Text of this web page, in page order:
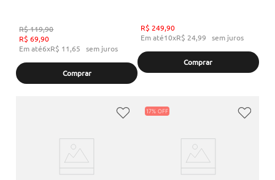
R$119,90
R$ 69,90
Em até6xR$ 11,65 sem juros
Comprar
R$ 249,90
Em até10xR$ 24,99 sem juros
Comprar
17%